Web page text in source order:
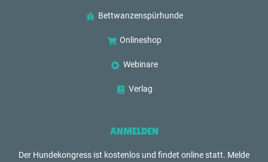
Bettwanzenspürhunde
Onlineshop
Webinare
Verlag
ANMELDEN
Der Hundekongress ist kostenlos und findet online statt. Melde